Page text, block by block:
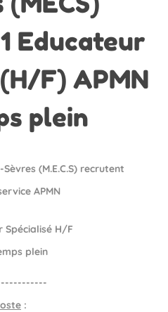
Educateur
F) APMN
plein
(M.E.C.S) recrutent
APMN
Spécialisé H/F
plein
: